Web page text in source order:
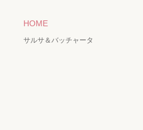
HOME
サルサ＆バッチャータ